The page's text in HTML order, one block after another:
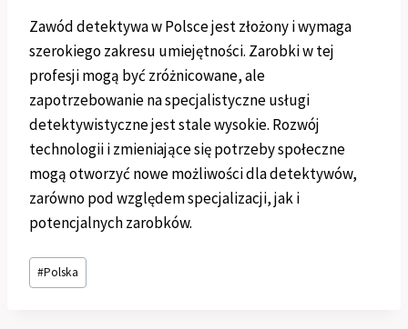
Zawód detektywa w Polsce jest złożony i wymaga
szerokiego zakresu umiejętności. Zarobki w tej
profesji mogą być zróżnicowane, ale
zapotrzebowanie na specjalistyczne usługi
detektywistyczne jest stale wysokie. Rozwój
technologii i zmieniające się potrzeby społeczne
mogą otworzyć nowe możliwości dla detektywów,
zarówno pod względem specjalizacji, jak i
potencjalnych zarobków.
Tagi
wpisu:
#Polska